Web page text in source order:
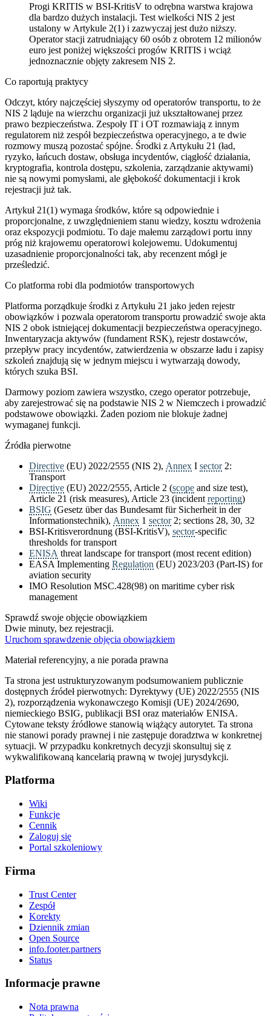
Progi KRITIS w BSI-KritisV to odrębna warstwa krajowa
dla bardzo dużych instalacji. Test wielkości NIS 2 jest
ustalony w Artykule 2(1) i zazwyczaj jest dużo niższy.
Operator stacji zatrudniający 60 osób z obrotem 12 milionów
euro jest poniżej większości progów KRITIS i wciąż
jednoznacznie objęty zakresem NIS 2.
Co raportują praktycy
Odczyt, który najczęściej słyszymy od operatorów transportu, to że
NIS 2 ląduje na wierzchu organizacji już ukształtowanej przez
prawo bezpieczeństwa. Zespoły IT i OT rozmawiają z innym
regulatorem niż zespół bezpieczeństwa operacyjnego, a te dwie
rozmowy muszą pozostać spójne. Środki z Artykułu 21 (ład,
ryzyko, łańcuch dostaw, obsługa incydentów, ciągłość działania,
kryptografia, kontrola dostępu, szkolenia, zarządzanie aktywami)
nie są nowymi pomysłami, ale głębokość dokumentacji i krok
rejestracji już tak.
Artykuł 21(1) wymaga środków, które są odpowiednie i
proporcjonalne, z uwzględnieniem stanu wiedzy, kosztu wdrożenia
oraz ekspozycji podmiotu. To daje małemu zarządowi portu inny
próg niż krajowemu operatorowi kolejowemu. Udokumentuj
uzasadnienie proporcjonalności tak, aby recenzent mógł je
prześledzić.
Co platforma robi dla podmiotów transportowych
Platforma porządkuje środki z Artykułu 21 jako jeden rejestr
obowiązków i pozwala operatorom transportu prowadzić swoje akta
NIS 2 obok istniejącej dokumentacji bezpieczeństwa operacyjnego.
Inwentaryzacja aktywów (fundament RSK), rejestr dostawców,
przepływ pracy incydentów, zatwierdzenia w obszarze ładu i zapisy
szkoleń znajdują się w jednym miejscu i wytwarzają dowody,
których szuka BSI.
Darmowy poziom zawiera wszystko, czego operator potrzebuje,
aby zarejestrować się na podstawie NIS 2 w Niemczech i prowadzić
podstawowe obowiązki. Żaden poziom nie blokuje żadnej
wymaganej funkcji.
Źródła pierwotne
Directive (EU) 2022/2555 (NIS 2), Annex I sector2:
Transport
Directive (EU) 2022/2555, Article 2 (scope and size test),
Article 21 (risk measures), Article 23 (incident reporting)
BSIG (Gesetz über das Bundesamt für Sicherheit in der
Informationstechnik), Annex 1 sector2; sections 28, 30, 32
BSI-Kritisverordnung (BSI-KritisV), sector-specific
thresholds for transport
ENISA threat landscape for transport (most recent edition)
EASA Implementing Regulation (EU) 2023/203 (Part-IS) for
aviation security
IMO Resolution MSC.428(98) on maritime cyber risk
management
Sprawdź swoje objęcie obowiązkiem
Dwie minuty, bez rejestracji.
Uruchom sprawdzenie objęcia obowiązkiem
Materiał referencyjny, a nie porada prawna
Ta strona jest ustrukturyzowanym podsumowaniem publicznie
dostępnych źródeł pierwotnych: Dyrektywy (UE) 2022/2555 (NIS
2), rozporządzenia wykonawczego Komisji (UE) 2024/2690,
niemieckiego BSIG, publikacji BSI oraz materiałów ENISA.
Cytowane teksty źródłowe stanowią wiążący autorytet. Ta strona
nie stanowi porady prawnej i nie zastępuje doradztwa w konkretnej
sytuacji. W przypadku konkretnych decyzji skonsultuj się z
wykwalifikowaną kancelarią prawną w twojej jurysdykcji.
Platforma
Wiki
Funkcje
Cennik
Zaloguj się
Portal szkoleniowy
Firma
Trust Center
Zespół
Korekty
Dziennik zmian
Open Source
info.footer.partners
Status
Informacje prawne
Nota prawna